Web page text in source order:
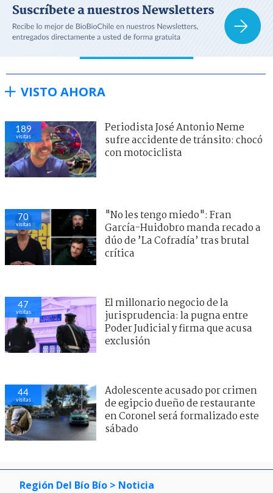
VISTO AHORA
189
visitas
Periodista José Antonio Neme
sufre accidente de tránsito: chocó
con motociclista
70
visitas
"No les tengo miedo": Fran
García-Huidobro manda recado a
dúo de ’La Cofradía’ tras brutal
crítica
47
visitas
El millonario negocio de la
jurisprudencia: la pugna entre
Poder Judicial y firma que acusa
exclusión
44
visitas
Adolescente acusado por crimen
de egipcio dueño de restaurante
en Coronel será formalizado este
sábado
Región Del Bío Bío > Noticia